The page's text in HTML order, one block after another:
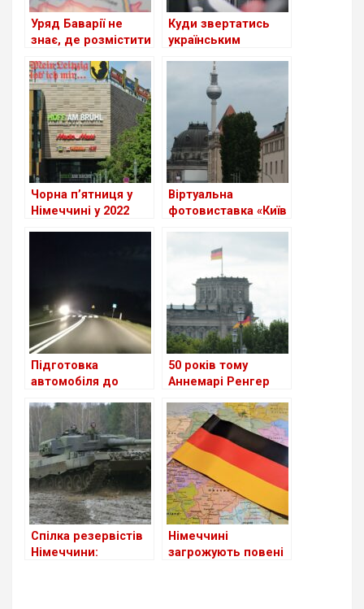
Уряд Баварії не
знає, де розмістити
Куди звертатись
українським
прибувають до
Німеччини
Чорна п’ятниця у
Німеччині у 2022
Віртуальна
фотовиставка «Київ
Бундестагу
Підготовка
автомобіля до
штрафи у Німеччині
50 років тому
Аннемарі Ренгер
першою жінкою-
президентом
німецького
Бундестагу
Спілка резервістів
Німеччини:
Німеччині
загрожують повені